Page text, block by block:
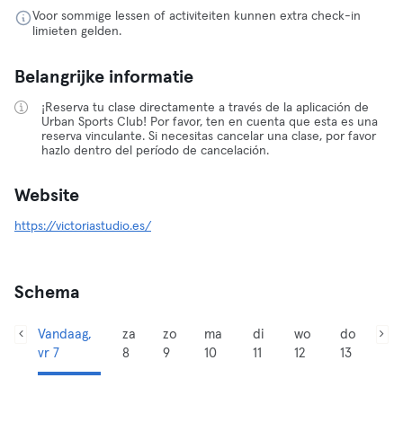
Voor sommige lessen of activiteiten kunnen extra check-in
limieten gelden.
Belangrijke informatie
¡Reserva tu clase directamente a través de la aplicación de
Urban Sports Club! Por favor, ten en cuenta que esta es una
reserva vinculante. Si necesitas cancelar una clase, por favor
hazlo dentro del período de cancelación.
Website
https://victoriastudio.es/
Schema
Vandaag,
vr 7
za
8
zo
9
ma
10
di
11
wo
12
do
13